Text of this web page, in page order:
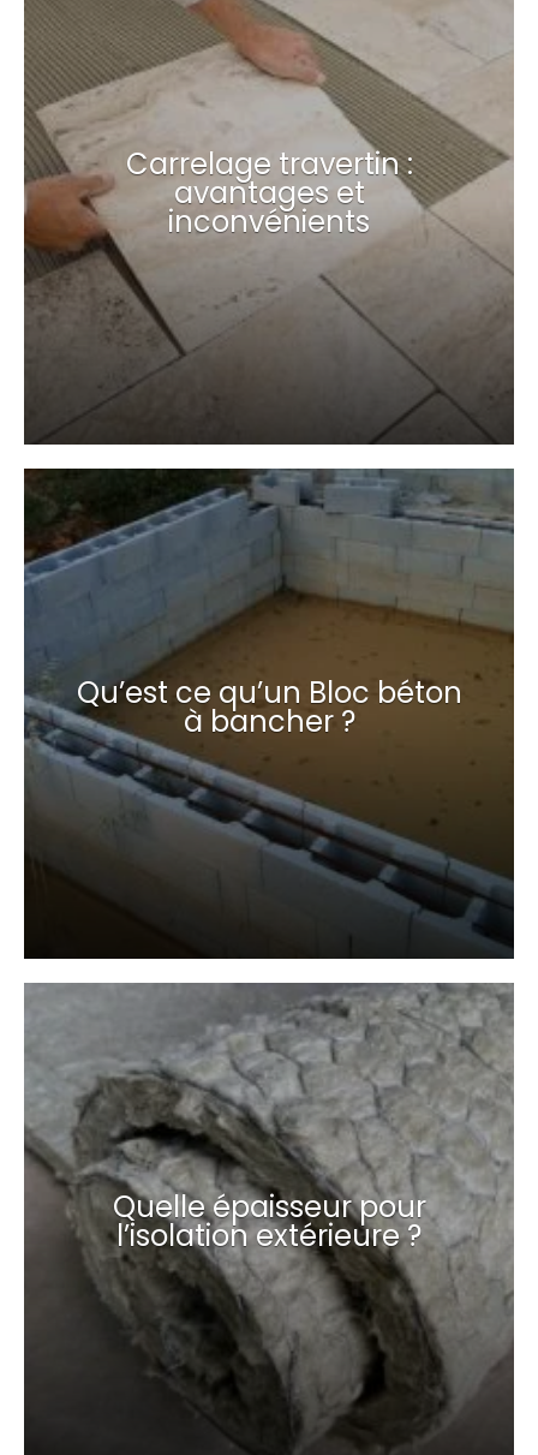
Carrelage travertin :
avantages et
inconvénients
Qu’est ce qu’un Bloc béton
à bancher ?
Quelle épaisseur pour
l’isolation extérieure ?